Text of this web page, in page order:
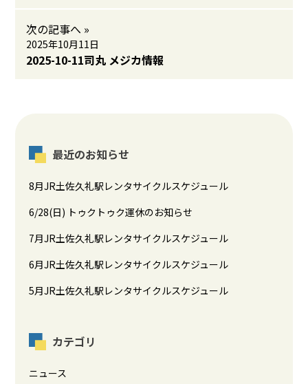
次の記事へ »
2025年10月11日
2025-10-11司丸 メジカ情報
最近のお知らせ
8月JR土佐久礼駅レンタサイクルスケジュール
6/28(日) トゥクトゥク運休のお知らせ
7月JR土佐久礼駅レンタサイクルスケジュール
6月JR土佐久礼駅レンタサイクルスケジュール
5月JR土佐久礼駅レンタサイクルスケジュール
カテゴリ
ニュース